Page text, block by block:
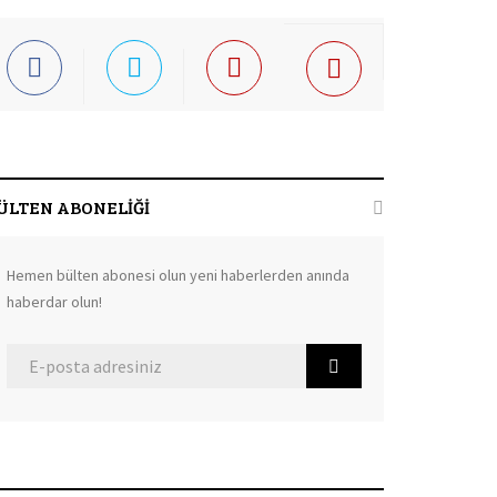
ABONELİĞİ
Hemen bülten abonesi olun yeni haberlerden anında
haberdar olun!